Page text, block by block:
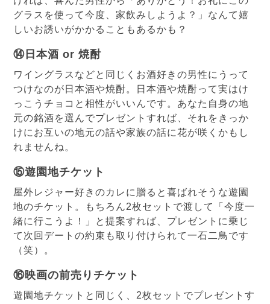
グラスを使って今度、家飲みしようよ？」なんて嬉
しいお誘いがかかることもあるかも？
⑭日本酒 or 焼酎
ワイングラスなどと同じくお酒好きの男性にうって
つけなのが日本酒や焼酎。日本酒や焼酎って実はけ
っこうチョコと相性がいいんです。あなた自身の地
元の銘酒を選んでプレゼントすれば、それをきっか
けにお互いの地元の話や家族の話に花が咲くかもし
れませんね。
⑮遊園地チケット
屋外レジャー好きのカレに贈ると喜ばれそうな遊園
地のチケット。もちろん2枚セットで渡して「今度一
緒に行こうよ！」と提案すれば、プレゼントに乗じ
て次回デートの約束も取り付けられて一石二鳥です
（笑）。
⑯映画の前売りチケット
遊園地チケットと同じく、2枚セットでプレゼントす